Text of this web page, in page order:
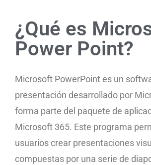
¿Qué es
Power Point?
Microsoft PowerPoint es un
presentación desarrollado por
forma parte del paquete de
Microsoft 365. Este programa
usuarios crear presentaciones
compuestas por una serie de